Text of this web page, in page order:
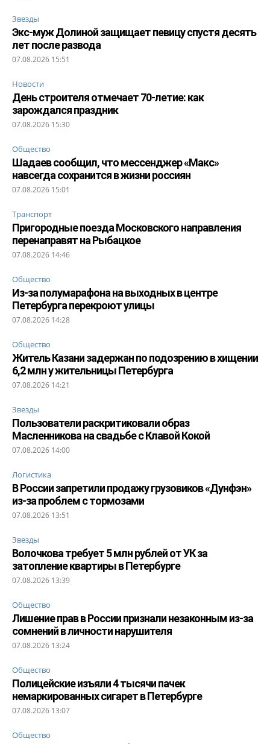
Звезды
Экс-муж Долиной защищает певицу спустя десять
лет после развода
07.08.2026 15:51
Новости
День строителя отмечает 70-летие: как
зарождался праздник
07.08.2026 15:30
Общество
Шадаев сообщил, что мессенджер «Макс»
навсегда сохранится в жизни россиян
07.08.2026 15:01
Транспорт
Пригородные поезда Московского направления
перенаправят на Рыбацкое
07.08.2026 14:46
Общество
Из-за полумарафона на выходных в центре
Петербурга перекроют улицы
07.08.2026 14:28
Общество
Житель Казани задержан по подозрению в хищении
6,2 млн у жительницы Петербурга
07.08.2026 14:21
Звезды
Пользователи раскритиковали образ
Масленникова на свадьбе с Клавой Кокой
07.08.2026 14:00
Логистика
В России запретили продажу грузовиков «Дунфэн»
из-за проблем с тормозами
07.08.2026 13:51
Звезды
Волочкова требует 5 млн рублей от УК за
затопление квартиры в Петербурге
07.08.2026 13:39
Общество
Лишение прав в России признали незаконным из-за
сомнений в личности нарушителя
07.08.2026 13:24
Общество
Полицейские изъяли 4 тысячи пачек
немаркированных сигарет в Петербурге
07.08.2026 13:07
Общество